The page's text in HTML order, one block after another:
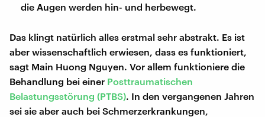
die Augen werden hin- und herbewegt.
Das klingt natürlich alles erstmal sehr abstrakt. Es ist
aber wissenschaftlich erwiesen, dass es funktioniert,
sagt Main Huong Nguyen. Vor allem funktioniere die
Behandlung bei einer Posttraumatischen
Belastungsstörung (PTBS). In den vergangenen Jahren
sei sie aber auch bei Schmerzerkrankungen,